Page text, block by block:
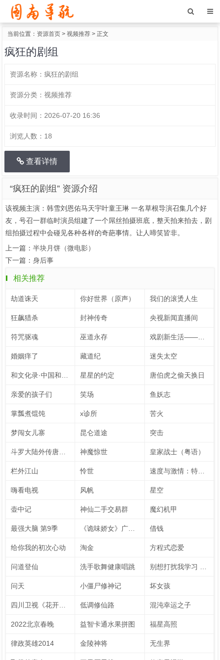
当前位置： 资源首页 > 视频推荐 > 正文
疯狂的剧组
资源名称： 疯狂的剧组
资源分类： 视频推荐
收录时间： 2026-07-20 16:36
浏览人数： 18
查看详情
“疯狂的剧组” 资源介绍
该视频主演：韩雪刘恩佑马天宇叶童王琳 一名草根导演召集几个好
友，号召一群临时演员组建了一个屌丝拍摄班底，整天拍来拍去，剧
组拍摄过程中会碰见各种各样的奇葩事情。让人啼笑皆非。
上一篇： 半块月饼（微电影）
下一篇： 身后事
相关推荐
劫道诛天 你好世界（原声） 我们的滚烫人生
狂飙猎杀 封神传奇 央视新闻直播间
符咒驱魂 巫道永存 戏剧新生活——公社周报
婚姻痒了 藏道纪 迷失太空
星星的约定 唐伯虎之偷天换日
亲爱的孩子们 笑场 鱼妖志
掌瓢煮馄饨 x诊所 苦火
梦闯女儿寨 昆仑道途 突击
神魔惊世 皇家战士（粤语）
栏外江山 怜世 速度与激情：特别行动
嗨看电视 风帆 星空
壶中记 神仙二手交易群 魔幻机甲
最强大脑 第9季 借钱
给你我的初次心动 淘金 方程式恋爱
问道登仙 洗手歌舞健康唱跳
问天 小僵尸修神记 坏女孩
低调修仙路 混沌幸运之子
2022北京春晚 益智卡通水果拼图 福星高照
律政英雄2014 金陵神将 无生界